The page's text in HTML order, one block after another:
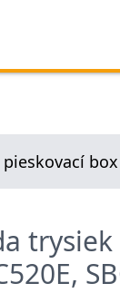
box